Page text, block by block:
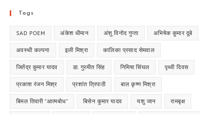
Tags
SAD POEM अंकेश धीमान अंशु विनोद गुप्ता अभिषेक कुमार दूबे
अवस्थी कल्पना इली मिश्रा कालिका प्रसाद सेमवाल
जितेंद्र कुमार यादव डा. गुरमीत सिंह निमिषा सिंघल पृथ्वी दिवस
प्रकाश रंजन मिश्र प्रशांत त्रिपाठी बाल कृष्ण मिश्रा
बिमल तिवारी "आत्मबोध" बिसेन कुमार यादव यशु जान रामबृक्ष